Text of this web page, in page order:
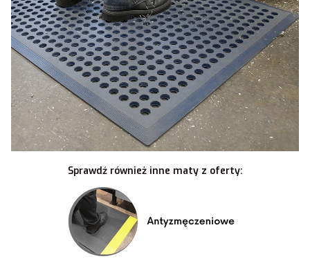
Sprawdź również inne maty z oferty: